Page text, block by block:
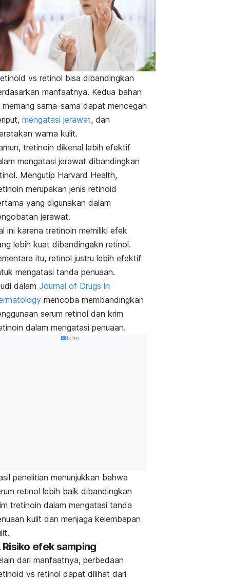
vs retinol bisa dibandingkan
manfaatnya. Kedua bahan
memang sama-sama dapat mencegah
mengatasi jerawat, dan
warna kulit.
tretinoin dikenal lebih efektif
mengatasi jerawat dibandingkan
Mengutip Harvard Health,
merupakan jenis retinoid
yang digunakan dalam
jerawat.
ini karena tretinoin memiliki efek
lebih kuat dibandingakn retinol.
itu, retinol justru lebih efektif
mengatasi tanda penuaan.
dalam Journal of Drugs in
mencoba membandingkan
serum retinol dan krim
dalam mengatasi penuaan.
Iklan
penelitian menunjukkan bahwa
retinol lebih baik dibandingkan
tretinoin dalam mengatasi tanda
kulit dan menjaga kelembapan
Risiko efek samping
dari manfaatnya, perbedaan
vs retinol dapat dilihat dari